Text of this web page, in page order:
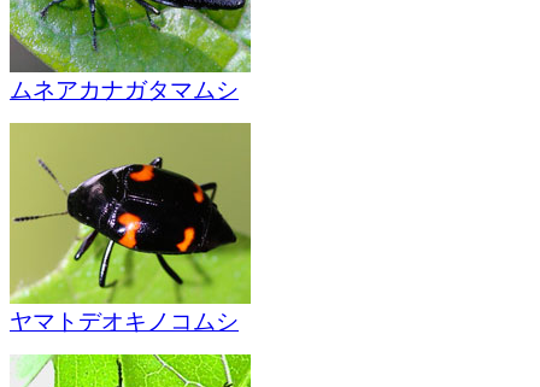
ムネアカナガタマムシ
ヤマトデオキノコムシ